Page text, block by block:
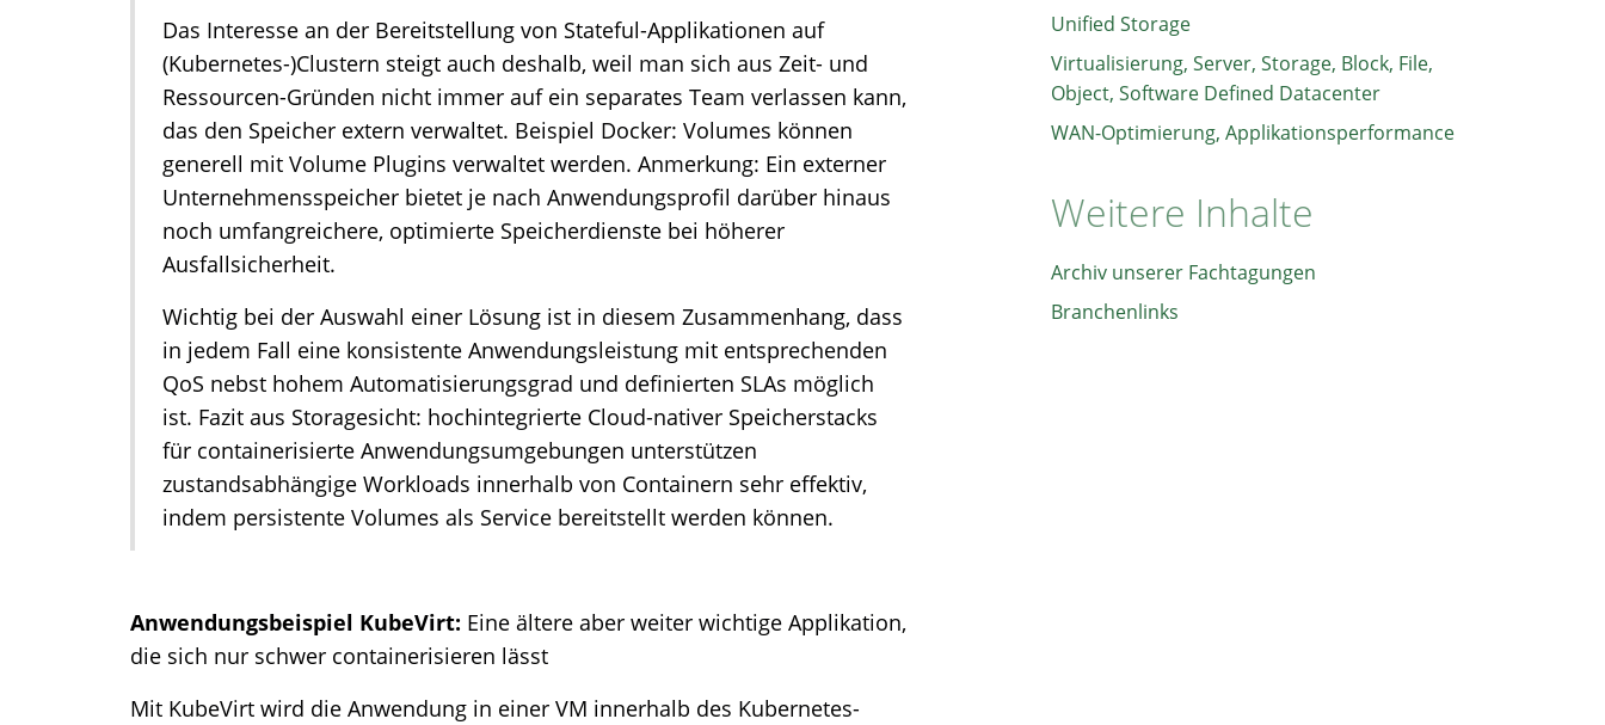
Das Interesse an der Bereitstellung von Stateful-Applikationen auf
(Kubernetes-)Clustern steigt auch deshalb, weil man sich aus Zeit- und
Ressourcen-Gründen nicht immer auf ein separates Team verlassen kann,
das den Speicher extern verwaltet. Beispiel Docker: Volumes können
generell mit Volume Plugins verwaltet werden. Anmerkung: Ein externer
Unternehmensspeicher bietet je nach Anwendungsprofil darüber hinaus
noch umfangreichere, optimierte Speicherdienste bei höherer
Ausfallsicherheit.
Wichtig bei der Auswahl einer Lösung ist in diesem Zusammenhang, dass
in jedem Fall eine konsistente Anwendungsleistung mit entsprechenden
QoS nebst hohem Automatisierungsgrad und definierten SLAs möglich
ist. Fazit aus Storagesicht: hochintegrierte Cloud-nativer Speicherstacks
für containerisierte Anwendungsumgebungen unterstützen
zustandsabhängige Workloads innerhalb von Containern sehr effektiv,
indem persistente Volumes als Service bereitstellt werden können.
Anwendungsbeispiel KubeVirt: Eine ältere aber weiter wichtige Applikation,
die sich nur schwer containerisieren lässt
Mit KubeVirt wird die Anwendung in einer VM innerhalb des Kubernetes-
Unified Storage
Virtualisierung, Server, Storage, Block, File,
Object, Software Defined Datacenter
WAN-Optimierung, Applikationsperformance
Weitere Inhalte
Archiv unserer Fachtagungen
Branchenlinks